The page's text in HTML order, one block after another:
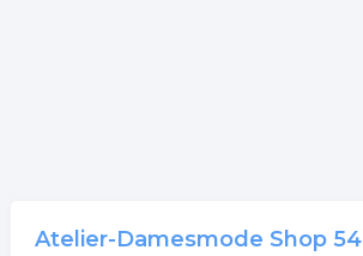
Atelier-Damesmode Shop 54